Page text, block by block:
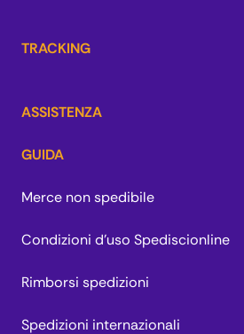
TRACKING
ASSISTENZA
GUIDA
Merce non spedibile
Condizioni d'uso Spediscionline
Rimborsi spedizioni
Spedizioni internazionali